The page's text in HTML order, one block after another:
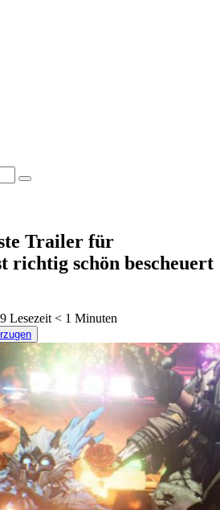
Trailer für
richtig schön bescheuert
Lesezeit < 1 Minuten